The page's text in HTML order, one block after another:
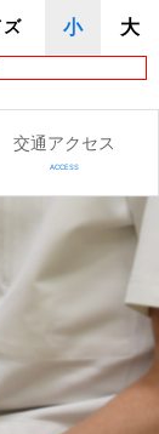
ズ 小 大
交通アクセス
ACCESS